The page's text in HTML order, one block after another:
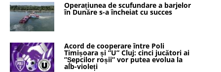
Operațiunea de scufundare a barjelor
în Dunăre s-a încheiat cu succes
Acord de cooperare între Poli
Timișoara și ”U” Cluj: cinci jucători ai
”Șepcilor roșii” vor putea evolua la
alb-violeți